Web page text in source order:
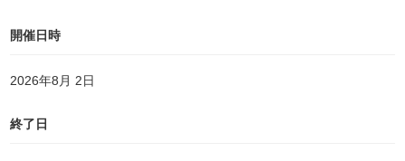
開催日時
2026年8月 2日
終了日